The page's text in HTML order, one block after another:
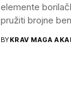
elemente
pružiti brojne
BYKRAV MAGA